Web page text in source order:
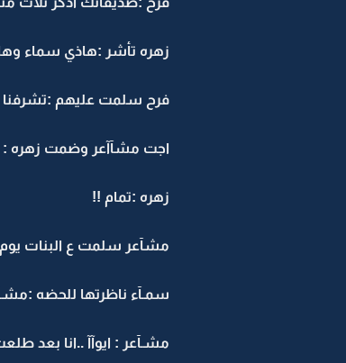
زهره تأشر :هاذي سماء
فرح سلمت عليهم :تشرفنا
اجت مشآآعر وضمت زهره :
زهره :تمام !!
مشآعر سلمت ع البنات يوم
سمـآء ناظرتها للحضه
مشـآعر : ايوآآ ..انا بعد